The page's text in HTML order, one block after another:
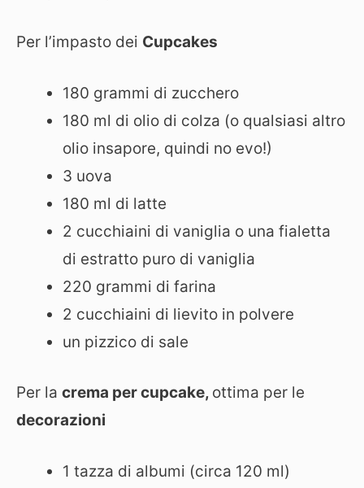
Per l’impasto dei Cupcakes
180 grammi di zucchero
180 ml di olio di colza (o qualsiasi altro
olio insapore, quindi no evo!)
3 uova
180 ml di latte
2 cucchiaini di vaniglia o una fialetta
di estratto puro di vaniglia
220 grammi di farina
2 cucchiaini di lievito in polvere
un pizzico di sale
Per la crema per cupcake, ottima per le
decorazioni
1 tazza di albumi (circa 120 ml)